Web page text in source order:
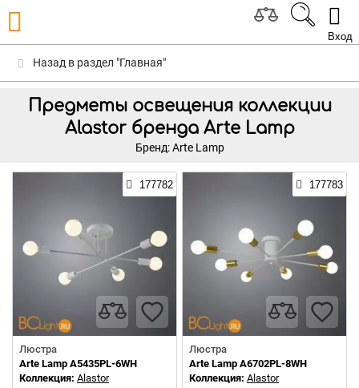
Вход
Назад в раздел "Главная"
Предметы освещения коллекции
Alastor бренда Arte Lamp
Бренд: Arte Lamp
177782
Люстра
Arte Lamp A5435PL-6WH
Коллекция: Alastor
177783
Люстра
Arte Lamp A6702PL-8WH
Коллекция: Alastor